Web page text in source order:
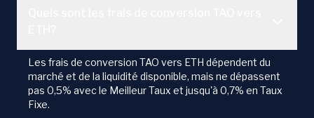
Les frais de conversion TAO vers ETH dépendent du
marché et de la liquidité disponible, mais ne dépassent
pas 0,5% avec le Meilleur Taux et jusqu'à 0,7% en Taux
Fixe.